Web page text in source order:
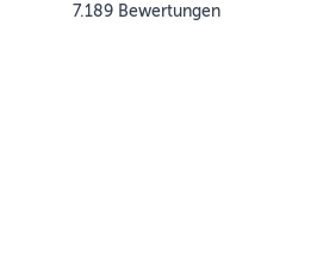
7.189 Bewertungen